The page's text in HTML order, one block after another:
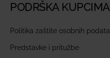
PODRŠKA KUPCIMA
Politika zaštite osobnih
Predstavke i pritužbe